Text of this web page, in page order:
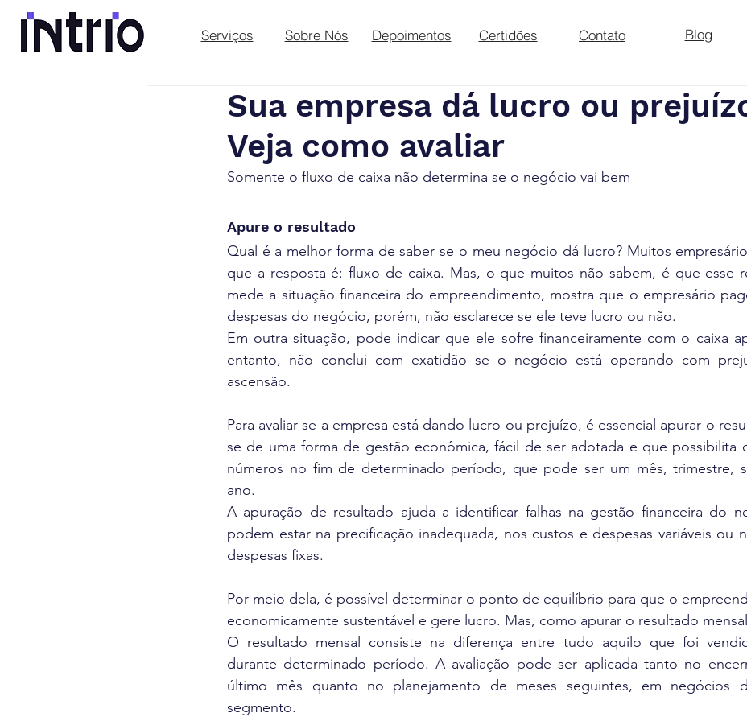
Serviços Sobre Nós Depoimentos Certidões Blog
Contato
Sua empresa dá lucro ou
Veja como avaliar
Somente o fluxo de caixa não determina se o negócio vai bem
Apure o resultado
Qual é a melhor forma de saber se o meu negócio dá lucro? Muitos
que a resposta é: fluxo de caixa. Mas, o que muitos não sabem, é que esse
mede a situação financeira do empreendimento, mostra que o empresário
despesas do negócio, porém, não esclarece se ele teve lucro ou não.
Em outra situação, pode indicar que ele sofre financeiramente com o caixa
entanto, não conclui com exatidão se o negócio está operando com
ascensão.
Para avaliar se a empresa está dando lucro ou prejuízo, é essencial apurar o
se de uma forma de gestão econômica, fácil de ser adotada e que possibilita
números no fim de determinado período, que pode ser um mês, trimestre,
ano.
A apuração de resultado ajuda a identificar falhas na gestão financeira do
podem estar na precificação inadequada, nos custos e despesas variáveis ou
despesas fixas.
Por meio dela, é possível determinar o ponto de equilíbrio para que o
economicamente sustentável e gere lucro. Mas, como apurar o resultado
O resultado mensal consiste na diferença entre tudo aquilo que foi
durante determinado período. A avaliação pode ser aplicada tanto no
último mês quanto no planejamento de meses seguintes, em negócios
segmento.